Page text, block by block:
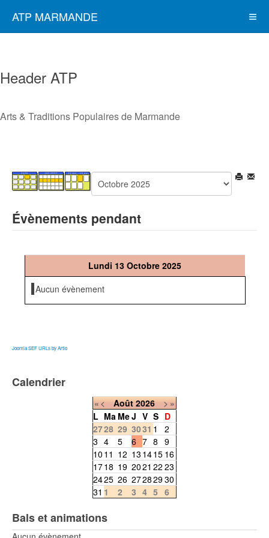
ATP MARMANDE
Header ATP
Arts & Traditions Populaires de Marmande
Évènements pendant
Lundi 13 Octobre 2025
Aucun évènement
Joomla SEF URLs by Artio
Calendrier
«< Août 2026 >»
L Ma MeJ V S D
2728 29 3031 1
2
3 4 5 6 7 8 9
10 11 12 13 1415 16
1718 19 2021 22 23
2425 26 27282930
31 1 2 3 4 5 6
Bals et animations